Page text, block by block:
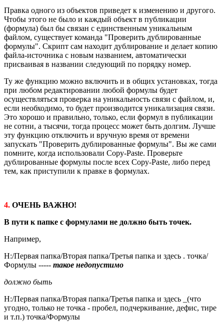
Правка одного из объектов приведет к изменению и другого.
Чтобы этого не было и каждый объект в публикации
(формула) был бы связан с единственным уникальным
файлом, существует команда "Проверить дублированные
формулы". Скрипт сам находит дублирование и делает копию
файла-источника с новым названием, автоматически
присваивая в названии следующий по порядку номер.
Ту же функцию можно включить и в общих установках, тогда
при любом редактировании любой формулы будет
осуществляться проверка на уникальность связи с файлом, и,
если необходимо, то будет производится уникализация связи.
Это хорошо и правильно, только, если формул в публикации
не сотни, а тысячи, тогда процесс может быть долгим. Лучше
эту функцию отключить и вручную время от времени
запускать "Проверить дублированные формулы". Вы же сами
помните, когда использовали Copy-Paste. Проверьте
дублированные формулы после всех Copy-Paste, либо перед
тем, как приступили к правке в формулах.
4. ОЧЕНЬ ВАЖНО!
В пути к папке с формулами не должно быть точек.
Например,
H:/Первая папка/Вторая папка/Третья папка и здесь . точка/
Формулы ----- такое недопустимо
должно быть
H:/Первая папка/Вторая папка/Третья папка и здесь _(что
угодно, только не точка - пробел, подчеркивание, дефис, тире
и т.п.) точка/Формулы